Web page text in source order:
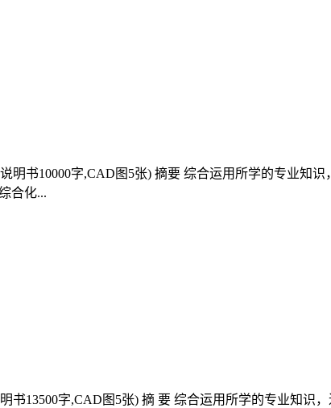
书10000字,CAD图5张) 摘要 综合运用所学的专业知
合化...
13500字,CAD图5张) 摘 要 综合运用所学的专业知识